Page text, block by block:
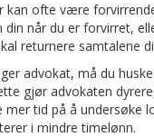
kan ofte være
din når du er forvirret,
returnere samtalene
advokat, må du
gjør advokaten
mer tid på å undersøke
i mindre timelønn.